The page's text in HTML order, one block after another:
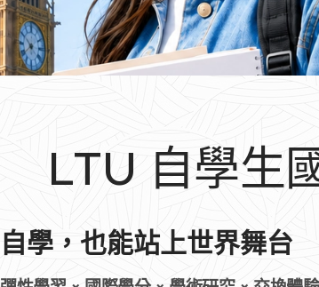
LTU 自學生
自學，也能站上世界舞台